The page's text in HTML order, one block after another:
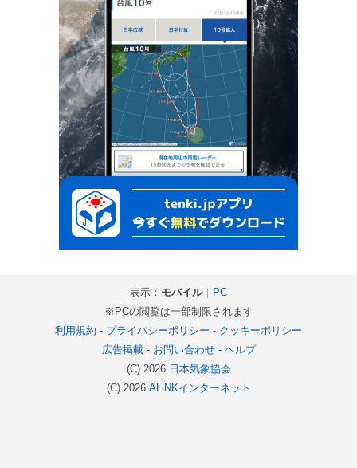
表示： モバイル｜
PC
※PCの閲覧は一部制限されます
利用規約 - プライバシーポリシー - クッキーポリシー
広告掲載- お問い合わせ- ヘルプ
(C) 2026 日本気象協会
(C) 2026 ALiNKインターネット